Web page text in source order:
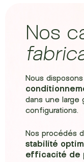
Nos
Nous disposons
dans une large
configurations.
Nos procédés
stabilité
efficacité de